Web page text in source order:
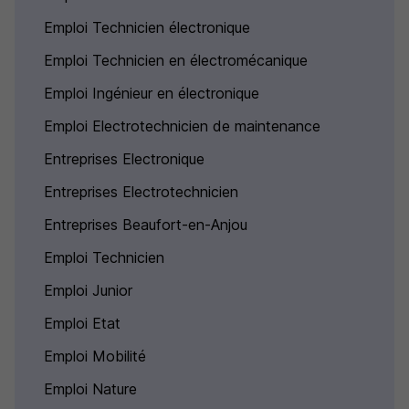
Emploi Technicien électronique
Emploi Technicien en électromécanique
Emploi Ingénieur en électronique
Emploi Electrotechnicien de maintenance
Entreprises Electronique
Entreprises Electrotechnicien
Entreprises Beaufort-en-Anjou
Emploi Technicien
Emploi Junior
Emploi Etat
Emploi Mobilité
Emploi Nature